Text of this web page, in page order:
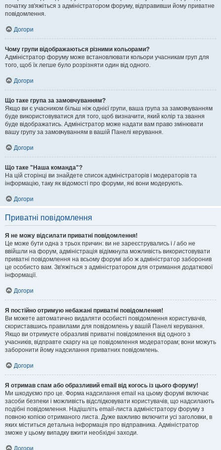
початку зв'яжіться з адміністратором форуму, відправивши йому приватне
повідомлення.
Догори
Чому групи відображаються різними кольорами?
Адміністратор форуму може встановлювати кольори учасникам груп для
того, щоб їх легше було розрізняти один від одного.
Догори
Що таке група за замовчуванням?
Якщо ви є учасником більш ніж однієї групи, ваша група за замовчуванням
буде використовуватися для того, щоб визначити, який колір та звання
буде відображатись. Адміністратор може надати вам право змінювати
вашу групу за замовчуванням в вашій Панелі керування.
Догори
Що таке "Наша команда"?
На цій сторінці ви знайдете список адміністраторів і модераторів та
інформацію, таку як відомості про форуми, які вони модерують.
Догори
Приватні повідомлення
Я не можу відсилати приватні повідомлення!
Це може бути одна з трьох причин: ви не зареєструвались і / або не
ввійшли на форум, адміністрація відімкнула можливість використовувати
приватні повідомлення на всьому форумі або ж адміністратор заборонив
це особисто вам. Зв'яжіться з адміністратором для отримання додаткової
інформації.
Догори
Я постійно отримую небажані приватні повідомлення!
Ви можете автоматично видаляти особисті повідомлення користувачів,
скориставшись правилами для повідомлень у вашій Панелі керування.
Якщо ви отримуєте образливі приватні повідомлення від одного з
учасників, відправте скаргу на це повідомлення модераторам; вони можуть
заборонити йому надсилання приватних повідомлень.
Догори
Я отримав спам або образливий email від когось із цього форуму!
Ми шкодуємо про це. Форма надсилання email на цьому форумі включає
засоби безпеки і можливість відслідковувати користувачів, що надсилають
подібні повідомлення. Надішліть email-листа адміністратору форуму з
повною копією отриманого листа. Дуже важливо включити усі заголовки, в
яких міститься детальна інформація про відправника. Адміністратор
зможе у цьому випадку вжити необхідні заходи.
Догори